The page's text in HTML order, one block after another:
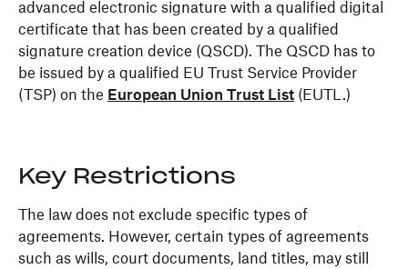
advanced electronic signature with a qualified digital
certificate that has been created by a qualified
signature creation device (QSCD). The QSCD has to
be issued by a qualified EU Trust Service Provider
(TSP) on the European Union Trust List (EUTL.)
Key Restrictions
The law does not exclude specific types of
agreements. However, certain types of agreements
such as wills, court documents, land titles, may still